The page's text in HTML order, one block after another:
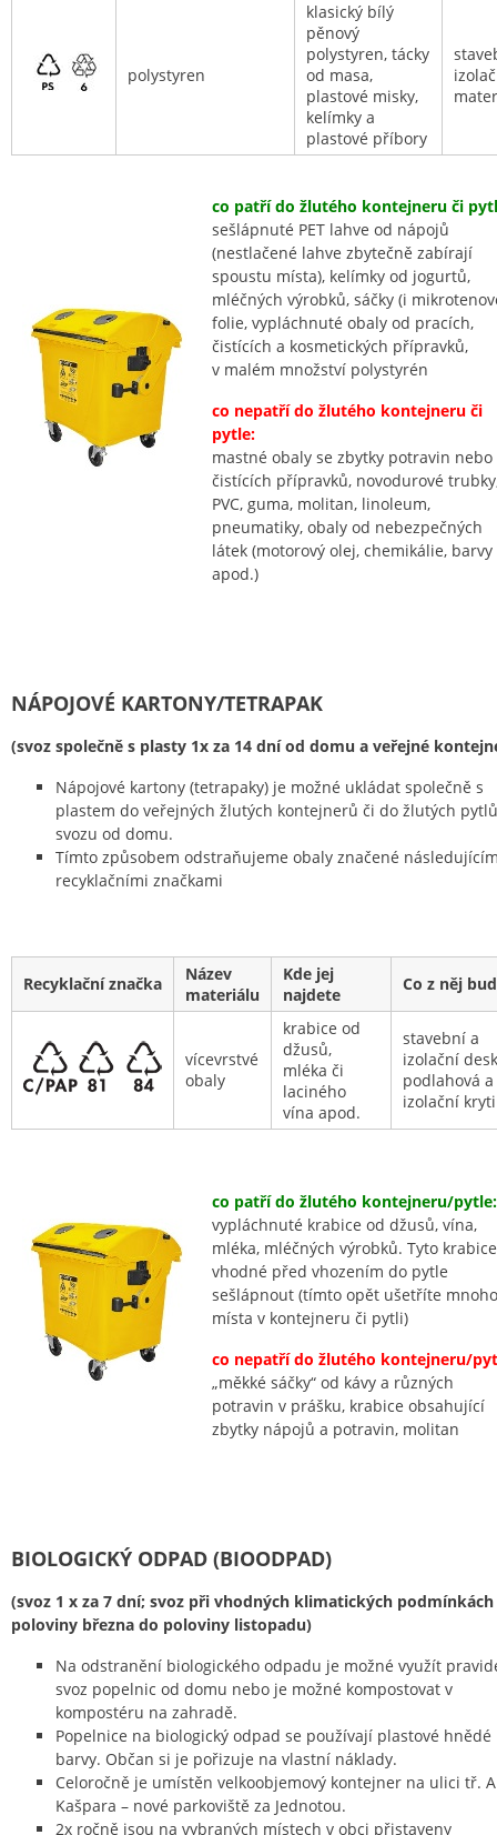
polystyren
klasický bílý
pěnový
polystyren, tácky
od masa,
plastové misky,
kelímky a
plastové příbory
co patří do žlutého kontejneru či
sešlápnuté PET lahve od nápojů
(nestlačené lahve zbytečně zabírají
spoustu místa), kelímky od jogurtů,
mléčných výrobků, sáčky (i
folie, vypláchnuté obaly od pracích,
čistících a kosmetických přípravků,
v malém množství polystyrén
co nepatří do žlutého kontejneru či
pytle:
mastné obaly se zbytky potravin nebo
čistících přípravků, novodurové
PVC, guma, molitan, linoleum,
pneumatiky, obaly od nebezpečných
látek (motorový olej, chemikálie, barvy
apod.)
NÁPOJOVÉ KARTONY/TETRAPAK
(svoz společně s plasty 1x za 14 dní od domu a veřejné
Nápojové kartony (tetrapaky) je možné ukládat společně s
plastem do veřejných žlutých kontejnerů či do žlutých
svozu od domu.
Tímto způsobem odstraňujeme obaly značené
recyklačními značkami
Recyklační značka
Název
materiálu
Kde jej
najdete
Co z něj
vícevrstvé
obaly
krabice od
džusů,
mléka či
laciného
vína apod.
stavební a
izolační
podlahová a
izolační
co patří do žlutého kontejneru/pytle:
vypláchnuté krabice od džusů, vína,
mléka, mléčných výrobků. Tyto
vhodné před vhozením do pytle
sešlápnout (tímto opět ušetříte mnoho
místa v kontejneru či pytli)
co nepatří do žlutého kontejneru/
„měkké sáčky“ od kávy a různých
potravin v prášku, krabice obsahující
zbytky nápojů a potravin, molitan
BIOLOGICKÝ ODPAD (BIOODPAD)
(svoz 1 x za 7 dní; svoz při vhodných klimatických
poloviny března do poloviny listopadu)
Na odstranění biologického odpadu je možné využít
svoz popelnic od domu nebo je možné kompostovat v
kompostéru na zahradě.
Popelnice na biologický odpad se používají plastové hnědé
barvy. Občan si je pořizuje na vlastní náklady.
Celoročně je umístěn velkoobjemový kontejner na ulici tř.
Kašpara – nové parkoviště za Jednotou.
2x ročně jsou na vybraných místech v obci přistaveny